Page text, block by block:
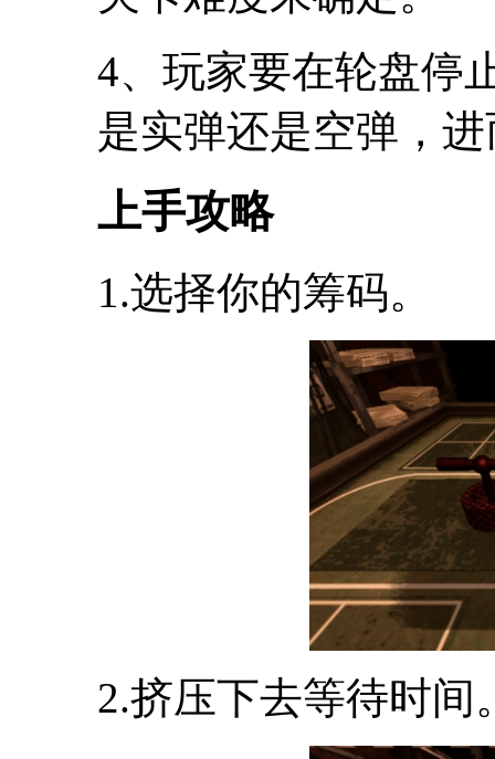
4、玩家要在轮盘停
是实弹还是空弹，
上手攻略
1.选择你的筹码。
2.挤压下去等待时间